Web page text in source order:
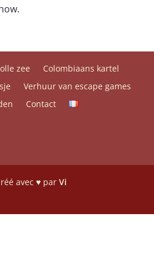
zee
Colombiaans kartel
Verhuur van escape games
Contact
avec ♥ par Vi